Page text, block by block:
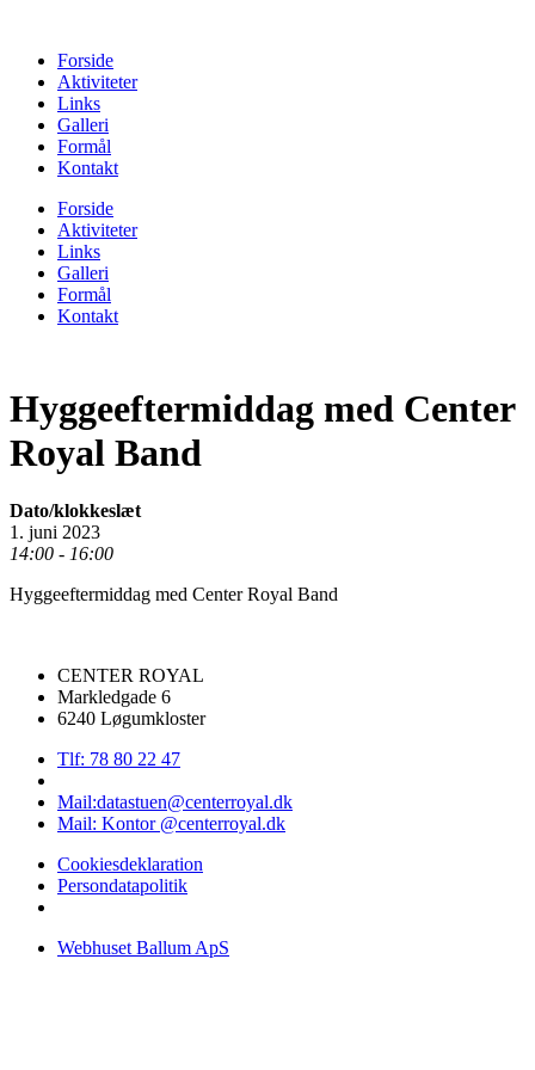
Forside
Aktiviteter
Links
Galleri
Formål
Kontakt
Forside
Aktiviteter
Links
Galleri
Formål
Kontakt
Hyggeeftermiddag med Center
Royal Band
Dato/klokkeslæt
1. juni 2023
14:00 - 16:00
Hyggeeftermiddag med Center Royal Band
CENTER ROYAL
Markledgade 6
6240 Løgumkloster
Tlf: 78 80 22 47
Mail:datastuen@centerroyal.dk
Mail: Kontor @centerroyal.dk
Cookiesdeklaration
Persondatapolitik
Webhuset Ballum ApS